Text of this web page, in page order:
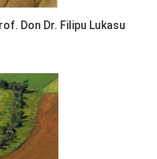
Don Dr. Filipu Lukasu